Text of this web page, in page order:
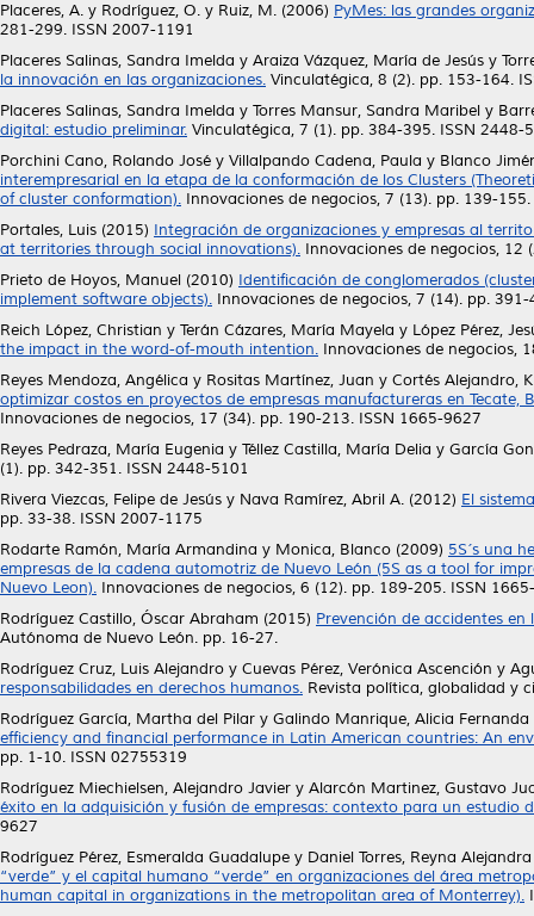
Placeres, A. y Rodríguez, O. y Ruiz, M. (2006) PyMes: las grandes
281-299. ISSN 2007-1191
Placeres Salinas, Sandra Imelda y Araiza Vázquez, María de Jesús y
la innovación en las organizaciones. Vinculatégica, 8 (2). pp. 153-164.
Placeres Salinas, Sandra Imelda y Torres Mansur, Sandra Maribel y
digital: estudio preliminar. Vinculatégica, 7 (1). pp. 384-395. ISSN 2448-
Porchini Cano, Rolando José y Villalpando Cadena, Paula y Blanco
interempresarial en la etapa de la conformación de los Clusters
of cluster conformation). Innovaciones de negocios, 7 (13). pp. 139-
Portales, Luis (2015) Integración de organizaciones y empresas al
at territories through social innovations). Innovaciones de negocios, 12
Prieto de Hoyos, Manuel (2010) Identificación de conglomerados
implement software objects). Innovaciones de negocios, 7 (14). pp.
Reich López, Christian y Terán Cázares, María Mayela y López Pérez,
the impact in the word-of-mouth intention. Innovaciones de negocios,
Reyes Mendoza, Angélica y Rositas Martínez, Juan y Cortés Alejandro,
optimizar costos en proyectos de empresas manufactureras en
Innovaciones de negocios, 17 (34). pp. 190-213. ISSN 1665-9627
Reyes Pedraza, María Eugenia y Téllez Castilla, María Delia y García
(1). pp. 342-351. ISSN 2448-5101
Rivera Viezcas, Felipe de Jesús y Nava Ramírez, Abril A. (2012) El
pp. 33-38. ISSN 2007-1175
Rodarte Ramón, María Armandina y Monica, Blanco (2009) 5S´s una
empresas de la cadena automotriz de Nuevo León (5S as a tool for
Nuevo Leon). Innovaciones de negocios, 6 (12). pp. 189-205. ISSN
Rodríguez Castillo, Óscar Abraham (2015) Prevención de accidentes
Autónoma de Nuevo León. pp. 16-27.
Rodríguez Cruz, Luis Alejandro y Cuevas Pérez, Verónica Ascención y
responsabilidades en derechos humanos. Revista política, globalidad y
Rodríguez García, Martha del Pilar y Galindo Manrique, Alicia Fernanda
efficiency and financial performance in Latin American countries: An
pp. 1-10. ISSN 02755319
Rodríguez Miechielsen, Alejandro Javier y Alarcón Martinez, Gustavo
éxito en la adquisición y fusión de empresas: contexto para un estudio
9627
Rodríguez Pérez, Esmeralda Guadalupe y Daniel Torres, Reyna Alejandra
“verde” y el capital humano “verde” en organizaciones del área
human capital in organizations in the metropolitan area of ​​Monterrey).